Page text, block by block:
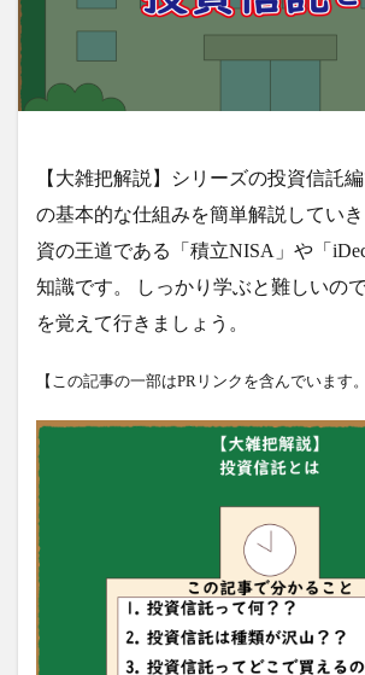
【大雑把解説】シリーズの投資信託編
の基本的な仕組みを簡単解説していき
資の王道である「積立NISA」や「
知識です。
しっかり学ぶと難しいの
を覚えて行きましょう。
【この記事の一部はPRリンクを含んでいます。